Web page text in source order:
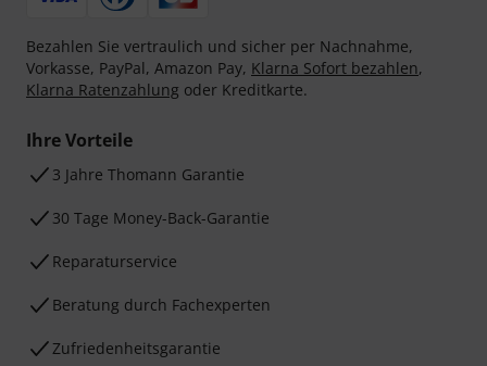
Bezahlen Sie vertraulich und sicher per Nachnahme,
Vorkasse, PayPal, Amazon Pay, Klarna Sofort bezahlen,
Klarna Ratenzahlung oder Kreditkarte.
Ihre Vorteile
3 Jahre Thomann Garantie
30 Tage Money-Back-Garantie
Reparaturservice
Beratung durch Fachexperten
Zufriedenheitsgarantie